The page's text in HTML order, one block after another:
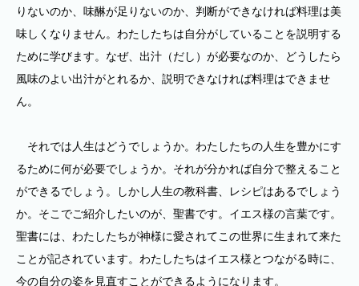
りないのか、味醂が足りないのか、判断ができなければ料理は美
味しくなりません。わたしたちは自分がしていることを説明する
ために学びます。なぜ、出汁（だし）が必要なのか、どうしたら
風味のよい出汁がとれるか、説明できなければ料理はできませ
ん。
それでは人生はどうでしょうか。わたしたちの人生を豊かにす
るために何が必要でしょうか。それが分かれば自分で整えること
ができるでしょう。しかし人生の教科書、レシピはあるでしょう
か。そこでご紹介したいのが、聖書です。イエス様の言葉です。
聖書には、わたしたちが神様に愛されてこの世界に生まれて来た
ことが記されています。わたしたちはイエス様とつながる時に、
今の自分の姿を見直すことができるようになります。